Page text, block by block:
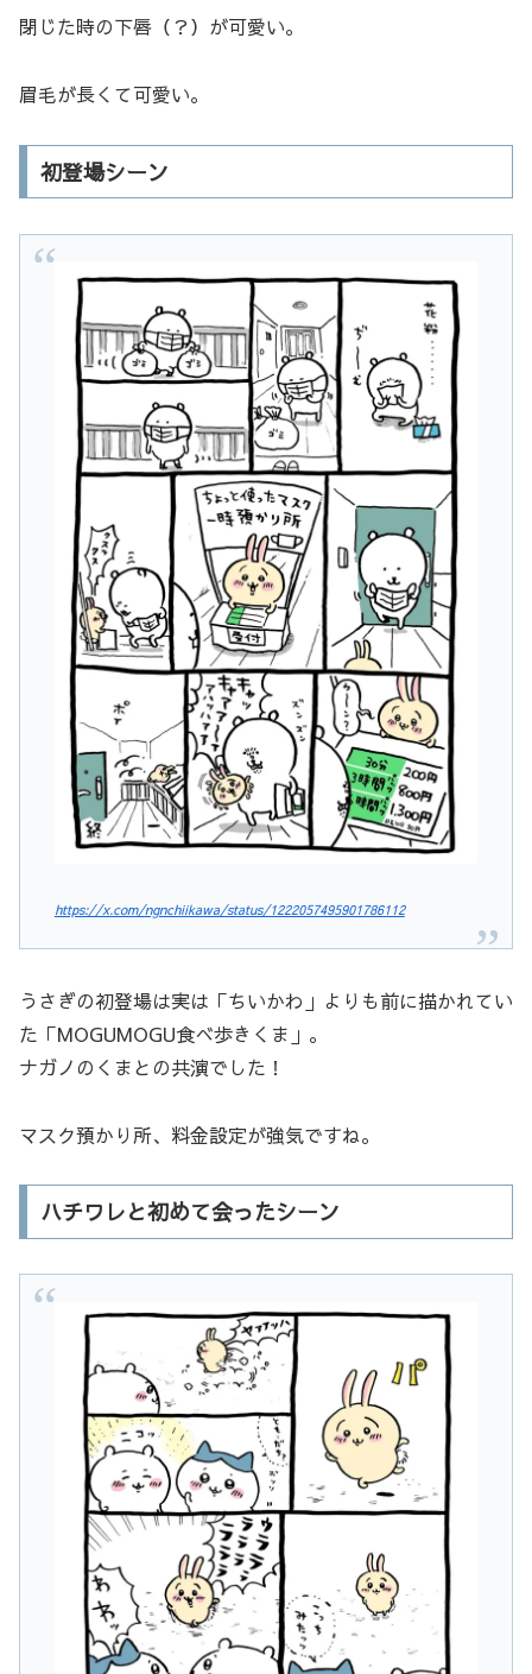
閉じた時の下唇（？）が可愛い。
眉毛が長くて可愛い。
初登場シーン
https://x.com/ngnchiikawa/status/1222057495901786112
うさぎの初登場は実は「ちいかわ」よりも前に描かれてい
た「MOGUMOGU食べ歩きくま」。
ナガノのくまとの共演でした！
マスク預かり所、料金設定が強気ですね。
ハチワレと初めて会ったシーン